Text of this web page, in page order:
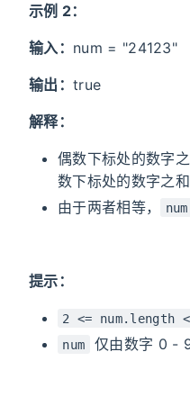
示例 2：
输入： num = "24123"
输出： true
解释：
偶数下标处的数字
数下标处的数字之
由于两者相等，
num
提示：
2 <= num.length
num
仅由数字 0 - 9